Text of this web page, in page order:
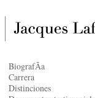
BiografÃ­a
Carrera
Distinciones